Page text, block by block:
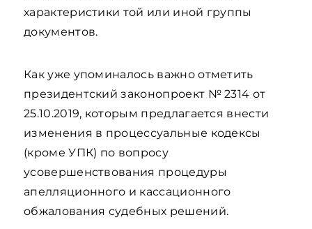
характеристики той или иной группы
документов.
Как уже упоминалось важно отметить
президентский законопроект № 2314 от
25.10.2019, которым предлагается внести
изменения в процессуальные кодексы
(кроме УПК) по вопросу
усовершенствования процедуры
апелляционного и кассационного
обжалования судебных решений.